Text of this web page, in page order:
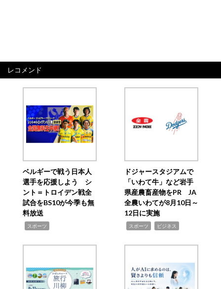
レコメンド
ベルギーで戦う日本人
選手を応援しよう シ
ント＝トロイデン戦全
試合をBS10が今季も無
料放送
スポーツ
ドジャースタジアムで
「いわて牛」など岩手
県産農畜産物をPR JA
全農いわてが8月10日～
12日に実施
スポーツ ビジネス